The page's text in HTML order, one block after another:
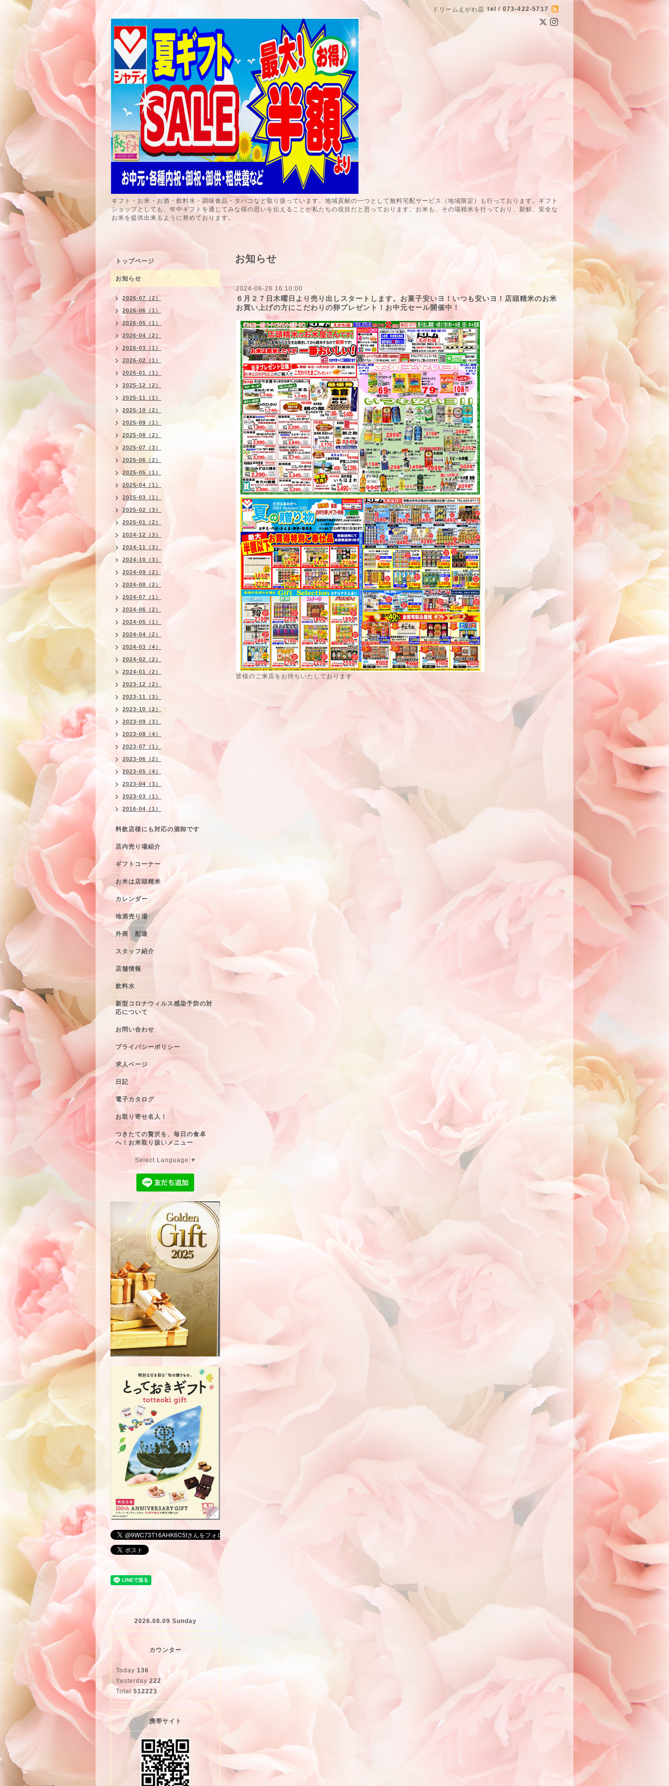
ドリームえがわ店 tel / 073-422-5717
ギフト・お米・お酒・飲料水・調味食品・タバコなど取り扱っています。地域貢献の一つとして無料宅配サービス（地域限定）も行っております。ギフト
ショップとしても、年中ギフトを通じてみな様の思いを伝えることが私たちの役目だと思っております。お米も、その場精米を行っており、新鮮、安全な
お米を提供出来るように努めております。
お知らせ
2024-06-26 16:10:00
６月２７日木曜日より売り出しスタートします。お菓子安いヨ！いつも安いヨ！店頭精米のお米
お買い上げの方にこだわりの卵プレゼント！お中元セール開催中！
皆様のご来店をお待ちいたしております
トップページ
お知らせ
2026-07（2）
2026-06（1）
2026-05（1）
2026-04（2）
2026-03（1）
2026-02（1）
2026-01（1）
2025-12（2）
2025-11（1）
2025-10（2）
2025-09（1）
2025-08（2）
2025-07（3）
2025-06（2）
2025-05（1）
2025-04（1）
2025-03（1）
2025-02（3）
2025-01（2）
2024-12（3）
2024-11（3）
2024-10（3）
2024-09（2）
2024-08（2）
2024-07（1）
2024-06（2）
2024-05（1）
2024-04（2）
2024-03（4）
2024-02（2）
2024-01（2）
2023-12（2）
2023-11（3）
2023-10（2）
2023-09（3）
2023-08（4）
2023-07（1）
2023-06（2）
2023-05（4）
2023-04（3）
2023-03（1）
2016-04（1）
料飲店様にも対応の酒卸です
店内売り場紹介
ギフトコーナー
お米は店頭精米
カレンダー
地酒売り場
外商 配達
スタッフ紹介
店舗情報
飲料水
新型コロナウィルス感染予防の対
応について
お問い合わせ
プライバシーポリシー
求人ページ
日記
電子カタログ
お取り寄せ名人！
つきたての贅沢を、毎日の食卓
へ！お米取り扱いメニュー
Select Language ▼
2026.08.09 Sunday
カウンター
Today 136
Yesterday 222
Total512223
携帯サイト